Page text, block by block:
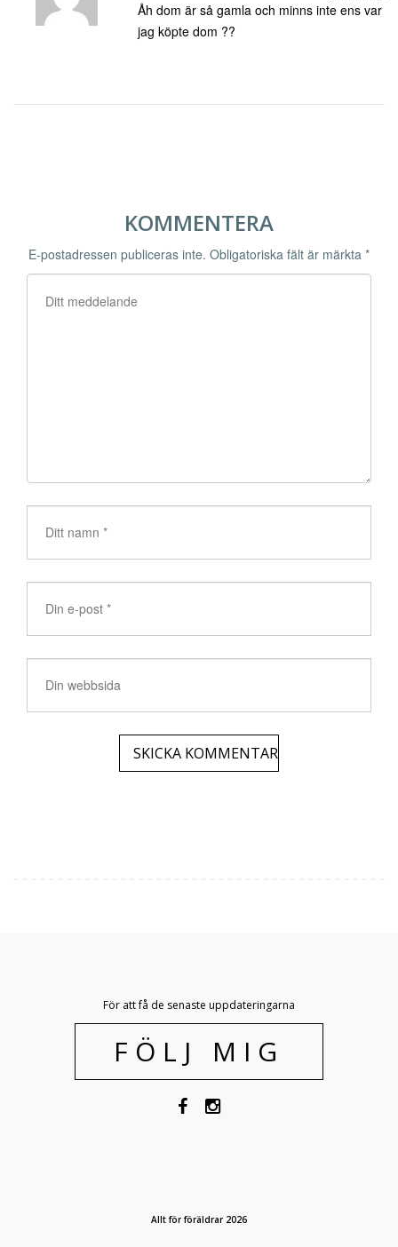
Åh dom är så gamla och minns inte ens var
jag köpte dom ??
KOMMENTERA
E-postadressen publiceras inte. Obligatoriska fält är märkta *
För att få de senaste uppdateringarna
FÖLJ MIG
Allt för föräldrar 2026